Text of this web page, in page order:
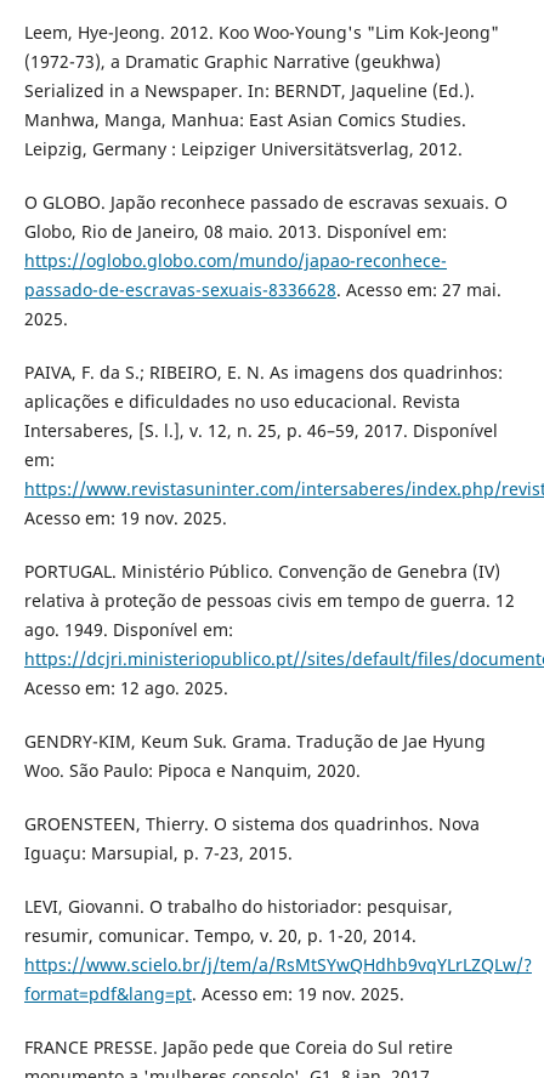
Leem, Hye-Jeong. 2012. Koo Woo-Young's "Lim Kok-Jeong"
(1972-73), a Dramatic Graphic Narrative (geukhwa)
Serialized in a Newspaper. In: BERNDT, Jaqueline (Ed.).
Manhwa, Manga, Manhua: East Asian Comics Studies.
Leipzig, Germany : Leipziger Universitätsverlag, 2012.
O GLOBO. Japão reconhece passado de escravas sexuais. O
Globo, Rio de Janeiro, 08 maio. 2013. Disponível em:
https://oglobo.globo.com/mundo/japao-reconhece-
passado-de-escravas-sexuais-8336628. Acesso em: 27 mai.
2025.
PAIVA, F. da S.; RIBEIRO, E. N. As imagens dos quadrinhos:
aplicações e dificuldades no uso educacional. Revista
Intersaberes, [S. l.], v. 12, n. 25, p. 46–59, 2017. Disponível
em:
https://www.revistasuninter.com/intersaberes/index.php/
Acesso em: 19 nov. 2025.
PORTUGAL. Ministério Público. Convenção de Genebra (IV)
relativa à proteção de pessoas civis em tempo de guerra. 12
ago. 1949. Disponível em:
https://dcjri.ministeriopublico.pt//sites/default/files/
Acesso em: 12 ago. 2025.
GENDRY-KIM, Keum Suk. Grama. Tradução de Jae Hyung
Woo. São Paulo: Pipoca e Nanquim, 2020.
GROENSTEEN, Thierry. O sistema dos quadrinhos. Nova
Iguaçu: Marsupial, p. 7-23, 2015.
LEVI, Giovanni. O trabalho do historiador: pesquisar,
resumir, comunicar. Tempo, v. 20, p. 1-20, 2014.
https://www.scielo.br/j/tem/a/RsMtSYwQHdhb9vqYLrLZQLw/?
format=pdf&lang=pt. Acesso em: 19 nov. 2025.
FRANCE PRESSE. Japão pede que Coreia do Sul retire